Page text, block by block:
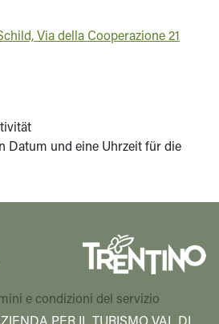
Via della Cooperazione 21
Datum und eine Uhrzeit für die
e condizioni del servizio